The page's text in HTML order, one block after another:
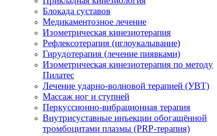
Блокада суставов
Медикаментозное лечение
Изометрическая кинезиотерапия
Рефлексотерапия (иглоукалывание)
Гирудотерапия (лечение пиявками)
Изометрическая кинезиотерапия по методу
Пилатес
Лечение ударно-волновой терапией (УВТ)
Массаж ног и ступней
Перкуссионно-вибрационная терапия
Внутрисуставные инъекции обогащённой
тромбоцитами плазмы (PRP-терапия)